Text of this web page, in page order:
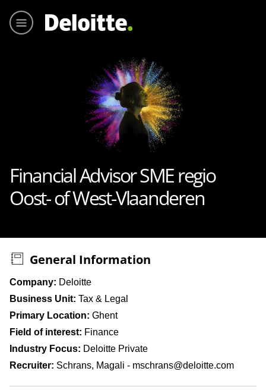
Financial Advisor SME regio
Oost- of West-Vlaanderen
General Information
Press space or enter keys to toggle section visibility
Company Deloitte
Business Unit Tax & Legal
Primary Location Ghent
Field of interest Finance
Industry Focus Deloitte Private
Recruiter Schrans, Magali - mschrans@deloitte.com